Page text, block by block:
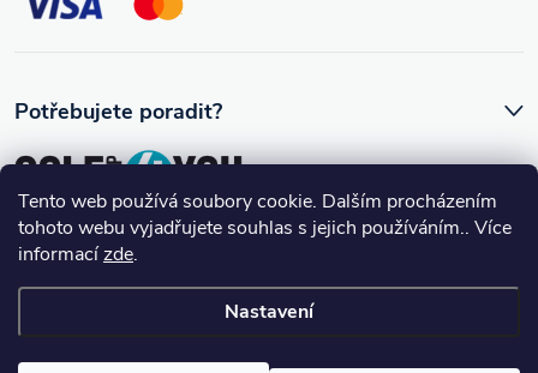
Tento web používá soubory cookie. Dalším procházením
tohoto webu vyjadřujete souhlas s jejich používáním.. Více
informacízde.
Nastavení
Potřebujete poradit?
Ozve se vám skutečný člověk, který golfovému vybavení rozumí.